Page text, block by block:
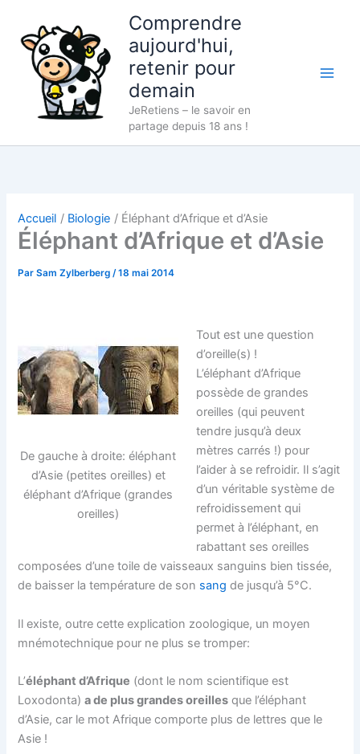
contenu
Comprendre
aujourd'hui,
retenir pour
demain
JeRetiens – le savoir en
partage depuis 18 ans !
Accueil Biologie Éléphant d’Afrique et d’Asie
Éléphant d’Afrique et d’Asie
ParSam Zylberberg/18 mai 2014
De gauche à droite: éléphant
d’Asie (petites oreilles) et
éléphant d’Afrique (grandes
oreilles)
Tout est une question
d’oreille(s) !
L’éléphant d’Afrique
possède de grandes
oreilles (qui peuvent
tendre jusqu’à deux
mètres carrés !) pour
l’aider à se refroidir. Il s’agit
d’un véritable système de
refroidissement qui
permet à l’éléphant, en
rabattant ses oreilles
composées d’une toile de vaisseaux sanguins bien tissée,
de baisser la température de son sang de jusqu’à 5°C.
Il existe, outre cette explication zoologique, un moyen
mnémotechnique pour ne plus se tromper:
L’éléphant d’Afrique (dont le nom scientifique est
Loxodonta)a de plus grandes oreilles que l’éléphant
d’Asie, car le mot Afrique comporte plus de lettres que le
Asie !